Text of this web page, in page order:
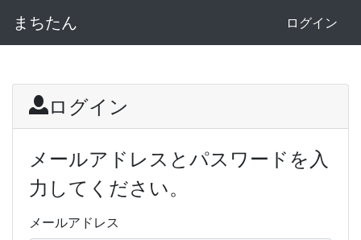
まちたん ログイン
ログイン
メールアドレスとパスワードを入
力してください。
メールアドレス